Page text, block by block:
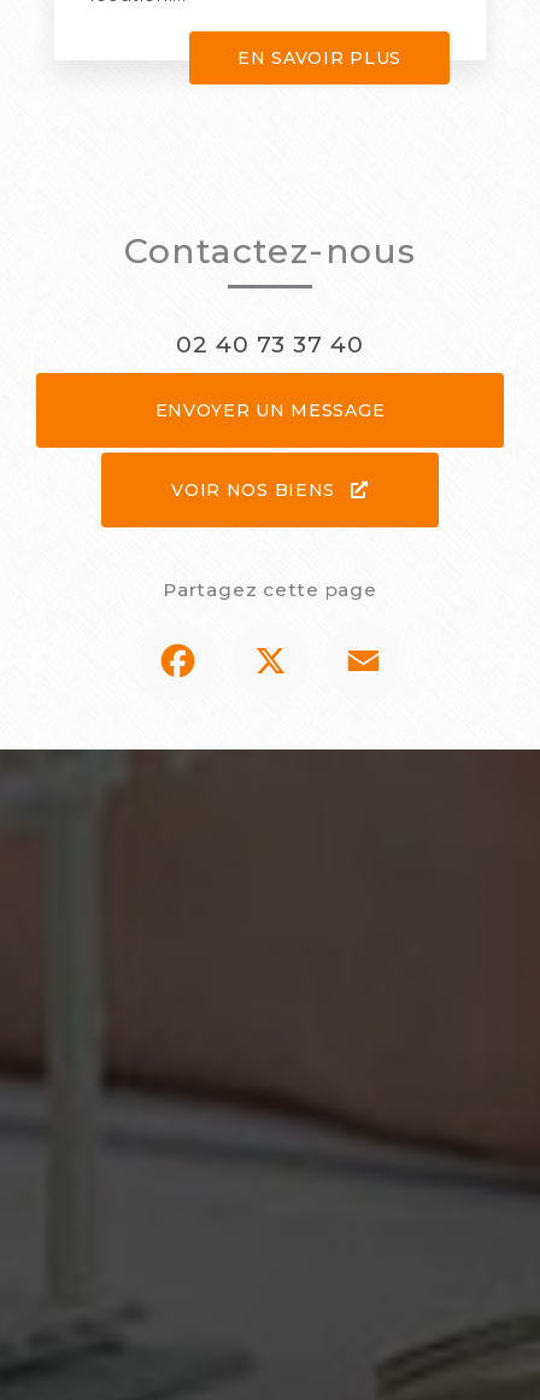
EN SAVOIR PLUS
Contactez-nous
02 40 73 37 40
ENVOYER UN MESSAGE
VOIR NOS BIENS
Partagez cette page